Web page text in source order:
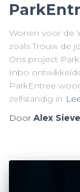
Wonen voor de
zoals Trouw de
Ons project
Inbo
ParkEntree
zelfstandig in
Door Alex